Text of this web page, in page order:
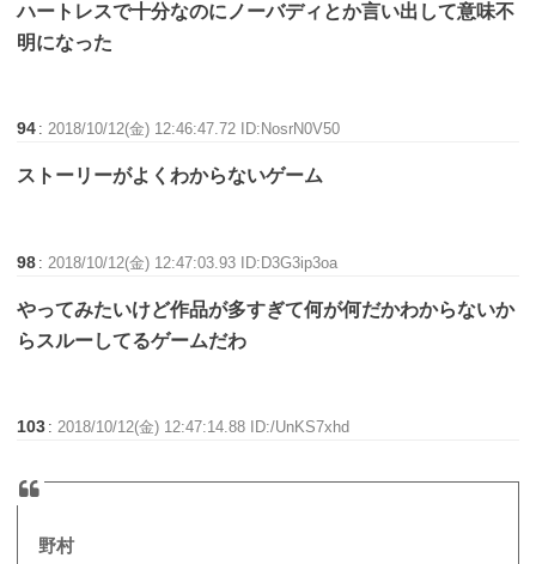
ハートレスで十分なのにノーバディとか言い出して意味不
明になった
94 :2018/10/12(金) 12:46:47.72 ID:NosrN0V50
ストーリーがよくわからないゲーム
98 : 2018/10/12(金) 12:47:03.93 ID:D3G3ip3oa
やってみたいけど作品が多すぎて何が何だかわからないか
らスルーしてるゲームだわ
103 : 2018/10/12(金) 12:47:14.88 ID:/UnKS7xhd
野村